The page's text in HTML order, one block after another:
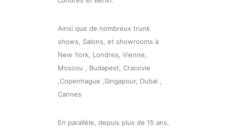
Ainsi que de nombreux trunk
shows, Salons, et showrooms à
New York, Londres, Vienne,
Moscou , Budapest, Cracovie
,Copenhague ,Singapour, Dubaï ,
Cannes
En parallèle, depuis plus de 15 ans,